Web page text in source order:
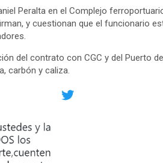
Peralta en el Complejo
y cuestionan que el funcionario
del contrato con CGC y del Puerto
carbón y caliza.